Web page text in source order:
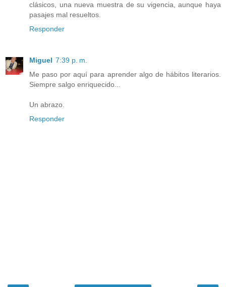
clásicos, una nueva muestra de su vigencia, aunque haya
pasajes mal resueltos.
Responder
Miguel 7:39 p. m.
Me paso por aquí para aprender algo de hábitos literarios.
Siempre salgo enriquecido...
Un abrazo.
Responder